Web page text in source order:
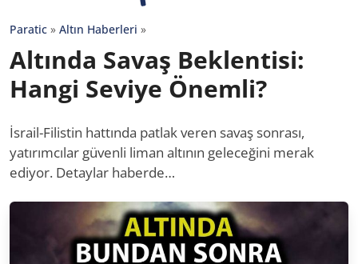
Paratic » Altın Haberleri »
Altında Savaş Beklentisi:
Hangi Seviye Önemli?
İsrail-Filistin hattında patlak veren savaş sonrası,
yatırımcılar güvenli liman altının geleceğini merak
ediyor. Detaylar haberde…